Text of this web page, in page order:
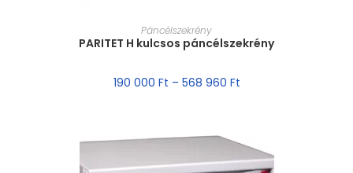
MÉRET VÁLASZTÁSA
Páncélszekrény
PARITET H kulcsos páncélszekrény
190 000 Ft – 568 960 Ft